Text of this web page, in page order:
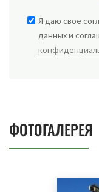
Я даю свое
данных и
ФОТОГАЛЕРЕЯ